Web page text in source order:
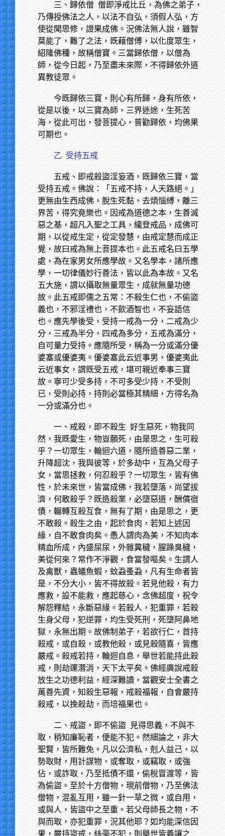
三、歸依僧 僧即淨戒比丘，為佛之弟子，
乃傳授佛法之人，以法不自弘，須假人弘，方
使從聞思修，證果成佛。況佛法無人說，雖智
莫能了，難了之法，既藉僧傅，以化度眾生，
紹隆佛種，故稱僧寶。三當歸依僧，以僧為
師，從今日起，乃至盡未來際，不得歸依外道
異教徒眾。
今既歸依三寶，則心有所歸，身有所依，
從是以後，以三寶為師，三界迷途，生死苦
海，從此可出，發菩提心，普勸歸依，均佛果
可期也。
乙 受持五戒
五戒、即戒殺盜淫妄酒，既歸依三寶，當
受持五戒。佛說：「五戒不持，人天路絕。」
更無由生西成佛，脫生死黏，去煩惱縛，離三
界苦，得究竟樂也。因戒為道德之本，生善滅
惡之基，超凡入聖之工具，纔登戒品，成佛可
期，以從戒生定，從定發慧，由戒定慧而成正
覺，故曰戒為無上菩提本也。此五戒名曰五學
處，為在家男女所應學故。又名學本，諸所應
學，一切律儀妙行善法，皆以此為本故。又名
五大施，謂以攝取無量眾生，成就無量功德
故。此五戒即儒之五常：不殺生仁也，不偷盜
義也，不邪淫禮也，不飲酒智也，不妄語信
也。應先學後受，受持一戒為一分，二戒為少
分，三戒為半分，四戒為多分，五戒為滿分，
自可量力受持。應隨所受，稱為一分或滿分優
婆塞或優婆夷。優婆塞此云近事男，優婆夷此
云近事女，謂既受五戒，堪可親近奉事三寶
故。寧可少受多持，不可多受少持，不受則
已，受則必持，持則必當極其精細，方得名為
一分或滿分也。
一、戒殺，即不殺生 好生惡死，物我同
然，我既愛生，物豈願死，由是思之，生可殺
乎？一切眾生，輪迴六道，隨所造善惡二業，
升降超沈，我與彼等，於多劫中，互為父母子
女，當思拯救，何忍殺乎？一切眾生，皆有佛
性，於未來世，皆當成佛，我若墮落，尚望拔
濟，何敢殺乎？既造殺業，必墮惡道，酬償宿
債，輾轉互殺互食，無有了期，由是思之，更
不敢殺。殺生之由，起於食肉，若知上述因
緣，自不敢食肉矣。愚人謂肉為美，不知肉本
精血所成，內盛屎尿，外雜糞穢，腥躁臭穢，
美從何來？常作不淨觀，食當發嘔矣。生謂人
及禽獸，蟲蟻魚蝦，蚊蝨蚤蝨，凡有生命者皆
是，不分大小，皆不得故殺。若見他殺，有力
應救，設不能救，應起慈心，念佛超度，祝令
解怨釋結，永斷惡緣。若殺人，犯重罪，若殺
生身父母，犯逆罪，均生受死刑，死墮阿鼻地
獄，永無出期。故佛制弟子，若欲行仁，首持
殺戒，或自殺，或教他殺，或見殺隨喜，皆應
嚴戒。殺戒若持，輪迴自息，舉世若能持此殺
戒，則劫運潛消，天下太平矣。佛經廣說戒殺
放生之功德利益，經深難讀，當觀安士全書之
萬善先資，知殺生惡報，戒殺福報，自會嚴持
殺戒，以挽殺劫，而培福果也。
二、戒盜，即不偷盜 見得思義，不與不
取，稍知廉恥者，便能不犯。然細論之，非大
聖賢，皆所難免。凡以公濟私，剋人益己，以
勢取財，用計謀物，或奪取，或竊取，或強
佔，或詐取，乃至抵債不還，偷稅冒渡等，皆
為偷盜。至於十方僧物，現前僧物，乃至佛法
僧物，混亂互用，雖一針一草之微，或自用，
或與人，皆盜中之至重。若父母師長之物，不
與而取，亦犯重罪，況其他耶？如均能深信因
果，嚴持盜戒，絲毫不犯，則舉世皆義讓之